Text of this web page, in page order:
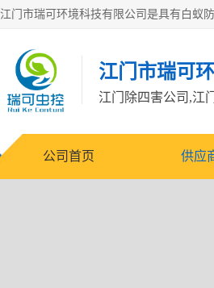
江门市瑞可
公司首页 供应